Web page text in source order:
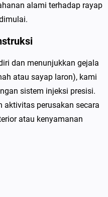
alami terhadap rayap
dan menunjukkan gejala
atau sayap laron), kami
sistem injeksi presisi.
aktivitas perusakan secara
atau kenyamanan